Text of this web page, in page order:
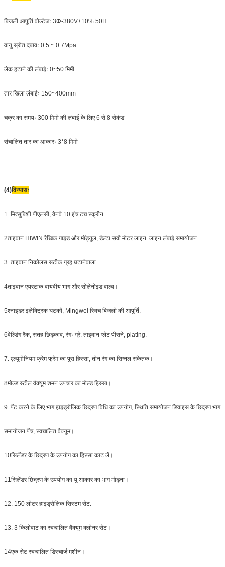
बिजली आपूर्ति वोल्टेजः 3Φ-380V±10% 50H
वायु स्रोत दबावः 0.5 ~ 0.7Mpa
लेक हटाने की लंबाईः 0~50 मिमी
तार खिला लंबाईः 150~400mm
चक्र का समयः 300 मिमी की लंबाई के लिए 6 से 8 सेकंड
संचालित तार का आकारः 3*8 मिमी
(4)विन्यासः
1. मित्सुबिशी पीएलसी, वेनवे 10 इंच टच स्क्रीन.
2ताइवान HIWIN रैखिक गाइड और मॉड्यूल, डेल्टा सर्वो मोटर लाइन. लाइन लंबाई समायोजन.
3. ताइवान निकोलस सटीक ग्रह घटानेवाला.
4ताइवान एयरटाक वायवीय भाग और सोलेनोइड वाल्व।
5श्नाइडर इलेक्ट्रिक घटकों, Mingwei स्विच बिजली की आपूर्ति.
6वेल्डिंग रैक, सतह छिड़काव, रंगः ग्रे. ताइवान प्लेट पीसने, plating.
7. एल्यूमीनियम फ्रेम फ्रेम का पूरा हिस्सा, तीन रंग का सिग्नल संकेतक।
8मोल्ड स्टील वैक्यूम शमन उपचार का मोल्ड हिस्सा।
9. पेंट करने के लिए भाग हाइड्रोलिक छिद्रण विधि का उपयोग, स्थिति समायोजन डिवाइस के छिद्रण भाग
समायोजन पेंच, स्वचालित वैक्यूम।
10सिलेंडर के छिद्रण के उपयोग का हिस्सा काट लें।
11सिलेंडर छिद्रण के उपयोग का यू आकार का भाग मोड़ना।
12. 150 लीटर हाइड्रोलिक सिस्टम सेट.
13. 3 किलोवाट का स्वचालित वैक्यूम क्लीनर सेट।
14एक सेट स्वचालित डिस्चार्ज मशीन।